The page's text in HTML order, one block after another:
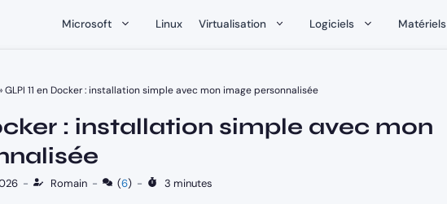
Microsoft Linux Virtualisation Logiciels Matériels
GLPI 11 en Docker : installation simple avec mon image personnalisée
: installation simple avec mon
- Romain - (6) - 3 minutes